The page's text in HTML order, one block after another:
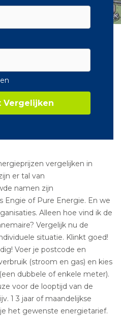
Vergelijken
vergelijken in
er tal van
namen zijn
Engie of Pure Energie. En we
Alleen hoe vind ik de
Vergelijk nu de
situatie. Klinkt goed!
Voer je postcode en
(stroom en gas) en kies
dubbele of enkele meter).
voor de looptijd van de
1 3 jaar of maandelijkse
het gewenste energietarief.